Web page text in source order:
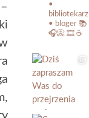
•
bibliotekarz
• bloger📚
🎧📀 🎞️ ☕️